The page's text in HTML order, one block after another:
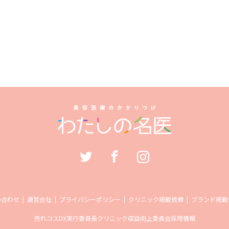
わせ 運営会社 プライバシーポリシー クリニック掲載依頼 ブランド掲
売れコスDX実行委員長クリニック収益向上委員会採用情報